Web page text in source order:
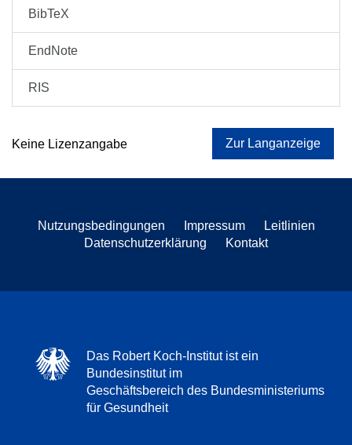
BibTeX
EndNote
RIS
Keine Lizenzangabe Zur Langanzeige
Nutzungsbedingungen Impressum
Leitlinien
Datenschutzerklärung
Kontakt
Das Robert Koch-Institut ist ein
Bundesinstitut im
Geschäftsbereich des Bundesministeriums
für Gesundheit